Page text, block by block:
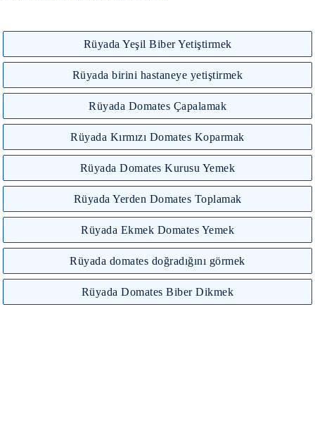
Rüyada Yeşil Biber Yetiştirmek
Rüyada birini hastaneye yetiştirmek
Rüyada Domates Çapalamak
Rüyada Kırmızı Domates Koparmak
Rüyada Domates Kurusu Yemek
Rüyada Yerden Domates Toplamak
Rüyada Ekmek Domates Yemek
Rüyada domates doğradığını görmek
Rüyada Domates Biber Dikmek